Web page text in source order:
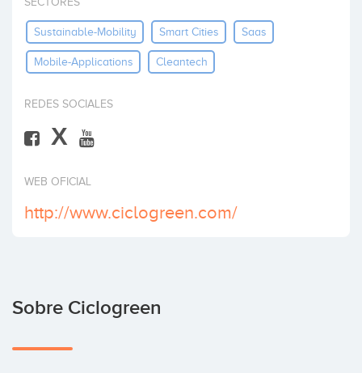
Sustainable-Mobility Smart Cities Saas
Mobile-Applications Cleantech
REDES SOCIALES
X
WEB OFICIAL
http://www.ciclogreen.com/
Sobre Ciclogreen